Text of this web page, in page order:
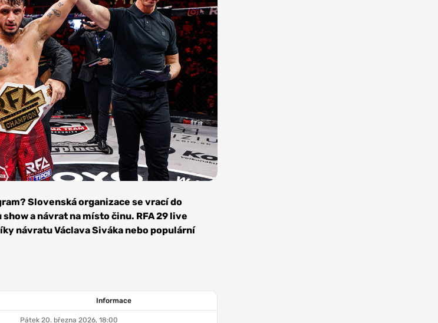
Slovenská organizace se vrací do
a návrat na místo činu. RFA 29 live
návratu Václava Siváka nebo populární
Informace
Pátek 20. března 2026, 18:00